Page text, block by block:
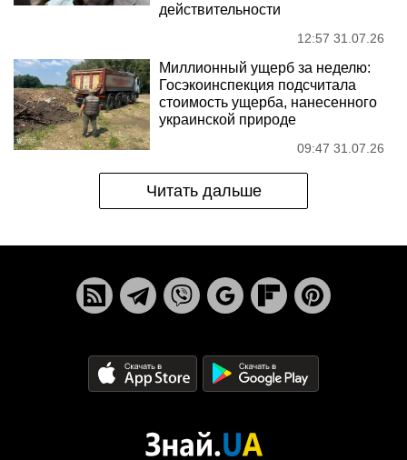
действительности
12:57 31.07.26
Миллионный ущерб за неделю:
Госэкоинспекция подсчитала
стоимость ущерба, нанесенного
украинской природе
09:47 31.07.26
Читать дальше